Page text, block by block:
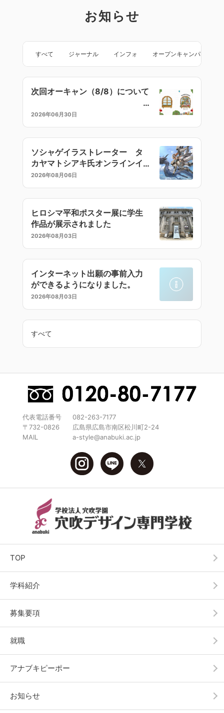
お知らせ
すべて ジャーナル インフォ オープンキャンパス
次回オーキャン（8/8）について
2026年06月30日
ソシャゲイラストレーター タ
カヤマトシアキ氏オンラインイ
ラストセミナー
2026年08月06日
ヒロシマ平和ポスター展に学生
作品が展示されました
2026年08月03日
インターネット出願の事前入力
ができるようになりました。
2026年08月03日
すべて
代表電話番号
082-263-7177
〒732-0826
広島県広島市南区松川町2-24
MAIL
a-style@anabuki.ac.jp
TOP
学科紹介
募集要項
就職
アナブキピーポー
お知らせ